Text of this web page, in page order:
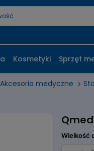
Akcesoria medyczne
Wielkość
Kosmetyki Sprzęt